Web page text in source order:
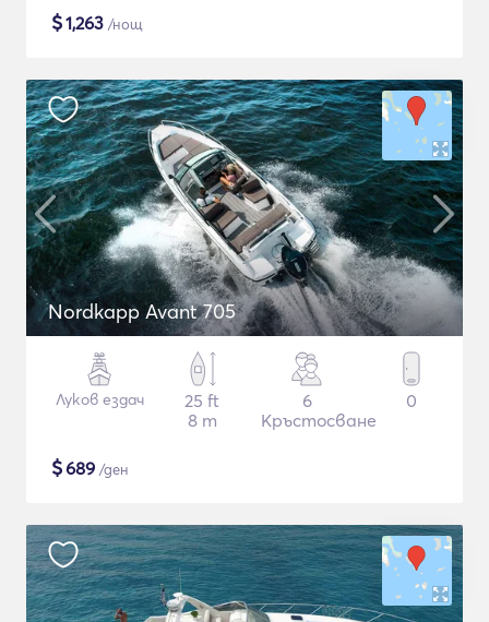
$1,263 /нощ
Nordkapp Avant 705
Луков ездач
25 ft
8 m
6
Кръстосване
0
$689 /ден